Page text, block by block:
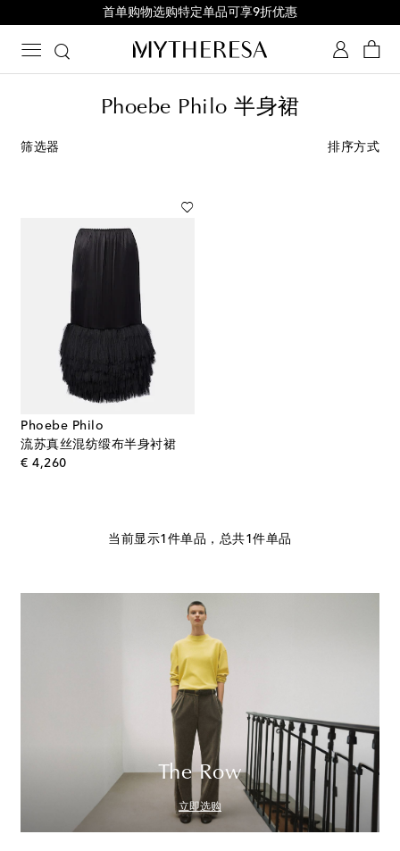
首单购物选购特定单品可享9折优惠
Phoebe Philo 半身裙
筛选器 排序方式
Phoebe Philo
流苏真丝混纺缎布半身衬裙
€ 4,260original price
当前显示1件单品，总共1件单品
The Row
立即选购